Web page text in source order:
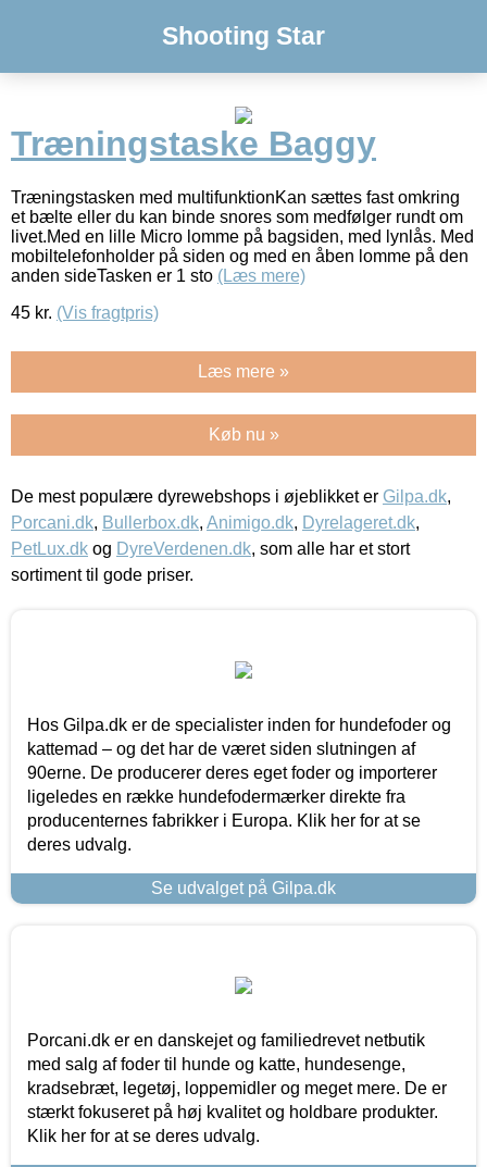
Shooting Star
Træningstaske Baggy
Træningstasken med multifunktionKan sættes fast omkring
et bælte eller du kan binde snores som medfølger rundt om
livet.Med en lille Micro lomme på bagsiden, med lynlås. Med
mobiltelefonholder på siden og med en åben lomme på den
anden sideTasken er 1 sto (Læs mere)
45 kr. (Vis fragtpris)
Læs mere »
Køb nu »
De mest populære dyrewebshops i øjeblikket er Gilpa.dk,
Porcani.dk, Bullerbox.dk, Animigo.dk, Dyrelageret.dk,
PetLux.dk og DyreVerdenen.dk, som alle har et stort
sortiment til gode priser.
Hos Gilpa.dk er de specialister inden for hundefoder og
kattemad – og det har de været siden slutningen af
90erne. De producerer deres eget foder og importerer
ligeledes en række hundefodermærker direkte fra
producenternes fabrikker i Europa. Klik her for at se
deres udvalg.
Se udvalget på Gilpa.dk
Porcani.dk er en danskejet og familiedrevet netbutik
med salg af foder til hunde og katte, hundesenge,
kradsebræt, legetøj, loppemidler og meget mere. De er
stærkt fokuseret på høj kvalitet og holdbare produkter.
Klik her for at se deres udvalg.